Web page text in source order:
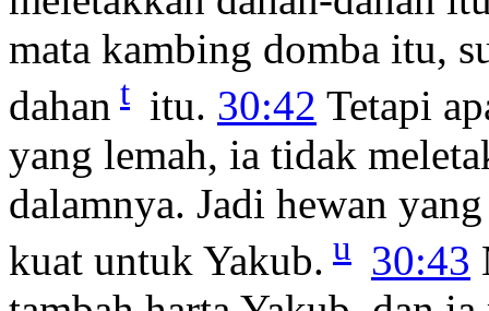
mata kambing domba itu,
dahan t itu. 30:42 Tetapi
yang lemah, ia tidak
dalamnya. Jadi hewan
kuat untuk Yakub. u 30:43